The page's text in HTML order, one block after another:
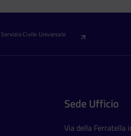
Civile Universale
Sede Ufficio
Via della Ferratella